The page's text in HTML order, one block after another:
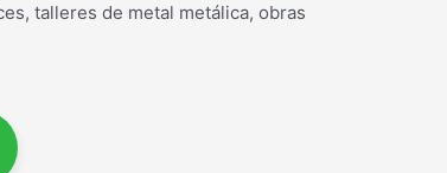
talleres de metal metálica, obras